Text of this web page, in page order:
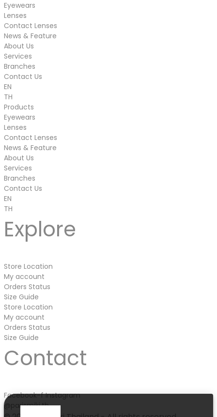
Eyewears
Lenses
Contact Lenses
News & Feature
About Us
Services
Branches
Contact Us
EN
TH
Products
Eyewears
Lenses
Contact Lenses
News & Feature
About Us
Services
Branches
Contact Us
EN
TH
Explore
Store Location
My account
Orders Status
Size Guide
Store Location
My account
Orders Status
Size Guide
Contact
Facebook-f Instagram
@parismiki.th